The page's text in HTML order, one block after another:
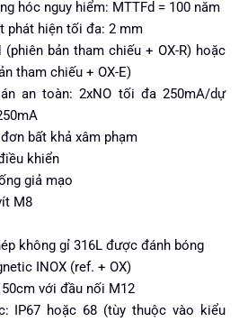
hóc nguy hiểm: MTTFd = 100 năm
phát hiện tối đa: 2 mm
bản tham chiếu + OX-R) hoặc
tham chiếu + OX-E)
an toàn: 2xNO tối đa 250mA/dự
bất khả xâm phạm
khiển
giả mạo
M8
không gỉ 316L được đánh bóng
INOX (ref. + OX)
với đầu nối M12
IP67 hoặc 68 (tùy thuộc vào kiểu